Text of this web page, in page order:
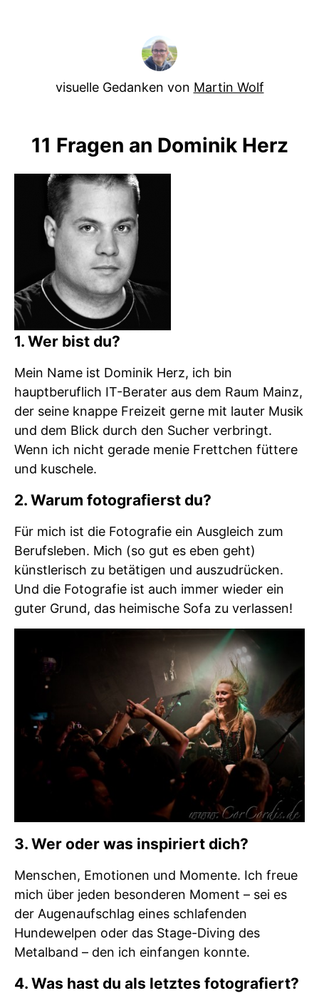
visuelle Gedanken von Martin Wolf
11 Fragen an Dominik Herz
1. Wer bist du?
Mein Name ist Dominik Herz, ich bin
hauptberuflich IT-Berater aus dem Raum Mainz,
der seine knappe Freizeit gerne mit lauter Musik
und dem Blick durch den Sucher verbringt.
Wenn ich nicht gerade menie Frettchen füttere
und kuschele.
2. Warum fotografierst du?
Für mich ist die Fotografie ein Ausgleich zum
Berufsleben. Mich (so gut es eben geht)
künstlerisch zu betätigen und auszudrücken.
Und die Fotografie ist auch immer wieder ein
guter Grund, das heimische Sofa zu verlassen!
3. Wer oder was inspiriert dich?
Menschen, Emotionen und Momente. Ich freue
mich über jeden besonderen Moment – sei es
der Augenaufschlag eines schlafenden
Hundewelpen oder das Stage-Diving des
Metalband – den ich einfangen konnte.
4. Was hast du als letztes fotografiert?